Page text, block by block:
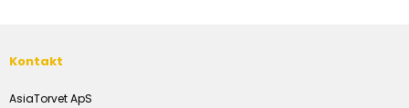
Kontakt
AsiaTorvet ApS